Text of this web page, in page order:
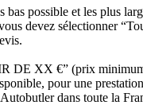
possible et les plus
devez sélectionner
DE XX €” (prix
pour une
dans toute la